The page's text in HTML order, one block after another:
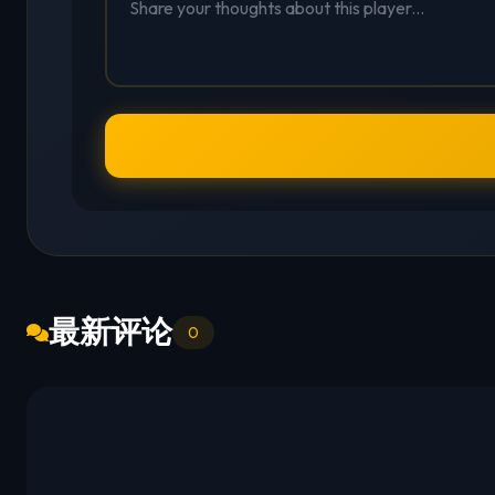
最新评论 0